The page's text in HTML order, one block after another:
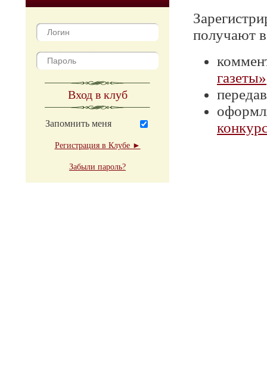
Вход в клуб
Запомнить меня
Регистрация в Клубе ►
Забыли пароль?
получают
газеты»